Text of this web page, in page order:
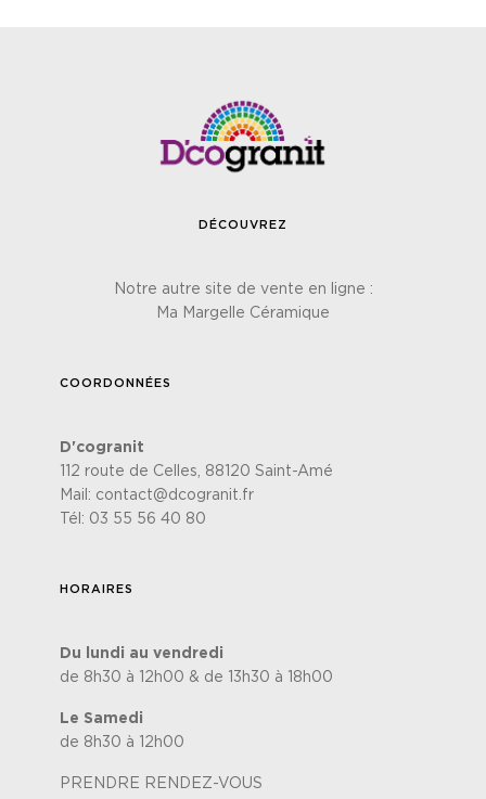
DÉCOUVREZ
Notre autre site de vente en ligne :
Ma Margelle Céramique
COORDONNÉES
D'cogranit
112 route de Celles, 88120 Saint-Amé
Mail: contact@dcogranit.fr
Tél: 03 55 56 40 80
HORAIRES
Du lundi au vendredi
de 8h30 à 12h00 & de 13h30 à 18h00
Le Samedi
de 8h30 à 12h00
PRENDRE RENDEZ-VOUS